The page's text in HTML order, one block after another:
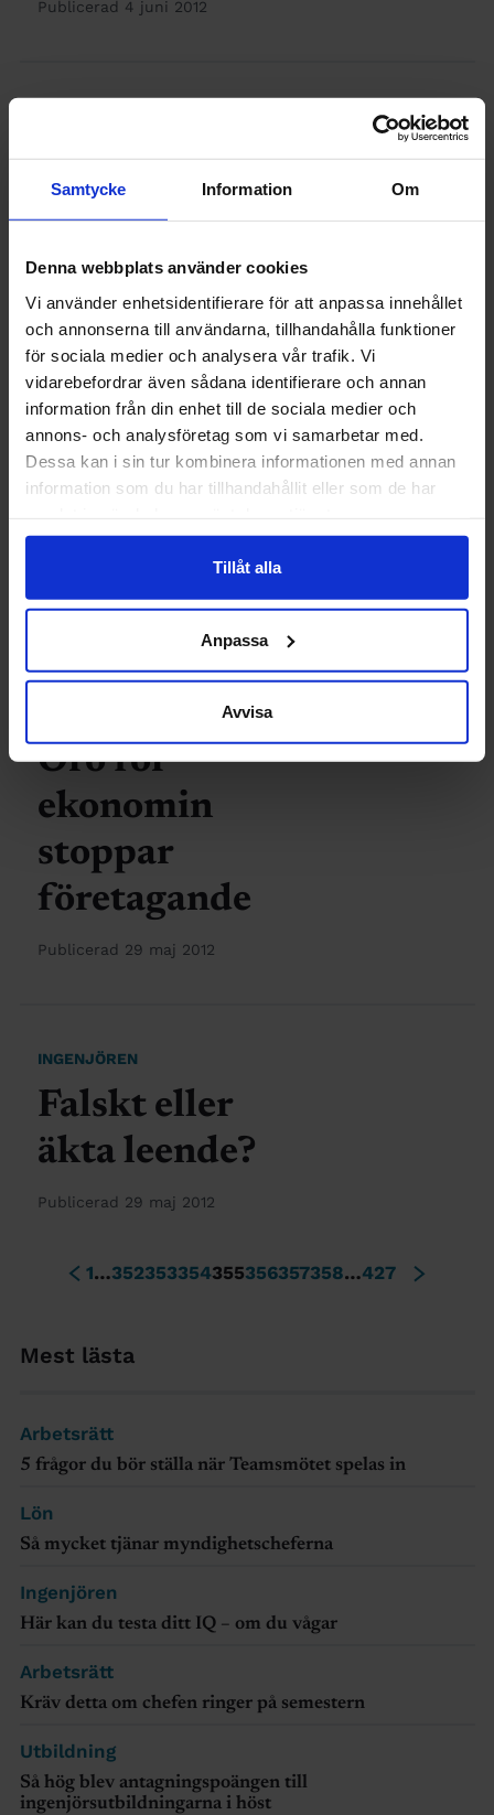
Samtycke Information Om
Denna webbplats använder cookies
Vi använder enhetsidentifierare för att anpassa innehållet
och annonserna till användarna, tillhandahålla funktioner
för sociala medier och analysera vår trafik. Vi
vidarebefordrar även sådana identifierare och annan
information från din enhet till de sociala medier och
annons- och analysföretag som vi samarbetar med.
Dessa kan i sin tur kombinera informationen med annan
information som du har tillhandahållit eller som de har
Tillåt alla
Anpassa
Avvisa
Publicerad 4 juni 2012
Stressigt på
jobbet
Publicerad 1 juni 2012
Europas
löntagare
Publicerad 31 maj 2012
Oro för
ekonomin
stoppar
företagande
Publicerad 29 maj 2012
INGENJÖREN
Falskt eller
äkta leende?
Publicerad 29 maj 2012
1…352353354355356357358…427
Mest lästa
Arbetsrätt
5 frågor du bör ställa när Teamsmötet spelas in
Lön
Så mycket tjänar myndighetscheferna
Ingenjören
Här kan du testa ditt IQ – om du vågar
Arbetsrätt
Kräv detta om chefen ringer på semestern
Utbildning
Så hög blev antagningspoängen till
ingenjörsutbildningarna i höst